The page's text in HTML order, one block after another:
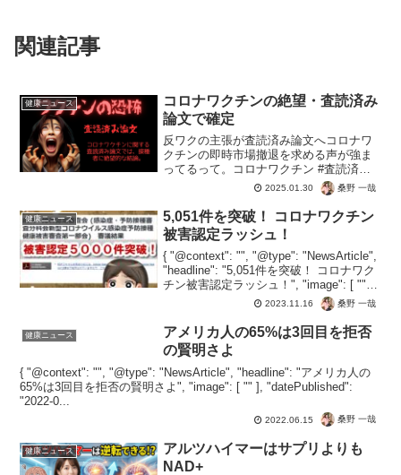
関連記事
健康ニュース
コロナワクチンの絶望・査読済み
論文で確定
反ワクの主張が査読済み論文へコロナワ
クチンの即時市場撤退を求める声が強ま
ってるって。コロナワクチン #査読済み
論文 #mRNA #PR #AI コロナワクチン,査
読済み論文,mRNA,PR,AI 動画生成:
#NoLang ( #VOICE...
2025.01.30 桑野 一哉
健康ニュース
5,051件を突破！ コロナワクチン
被害認定ラッシュ！
{ "@context": "", "@type": "NewsArticle",
"headline": "5,051件を突破！ コロナワク
チン被害認定ラッシュ！", "image": [ "" ],
"datePublished": "...2023.11.16 桑野 一哉
健康ニュース
アメリカ人の65%は3回目を拒否
の賢明さよ
{ "@context": "", "@type": "NewsArticle", "headline": "アメリカ人の
65%は3回目を拒否の賢明さよ", "image": [ "" ], "datePublished":
"2022-0...
2022.06.15 桑野 一哉
健康ニュース
アルツハイマーはサプリよりも
NAD+